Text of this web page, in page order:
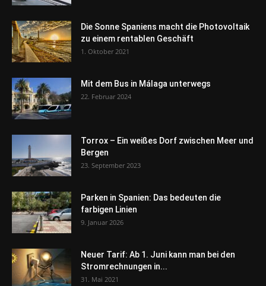
Die Sonne Spaniens macht die Photovoltaik
zu einem rentablen Geschäft
1. Oktober 2021
Mit dem Bus in Málaga unterwegs
22. Februar 2024
Torrox – Ein weißes Dorf zwischen Meer und
Bergen
23. September 2023
Parken in Spanien: Das bedeuten die
farbigen Linien
9. Januar 2026
Neuer Tarif: Ab 1. Juni kann man bei den
Stromrechnungen in...
31. Mai 2021